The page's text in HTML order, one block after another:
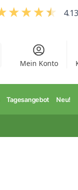
Mein Konto
Tagesangebot Neu!